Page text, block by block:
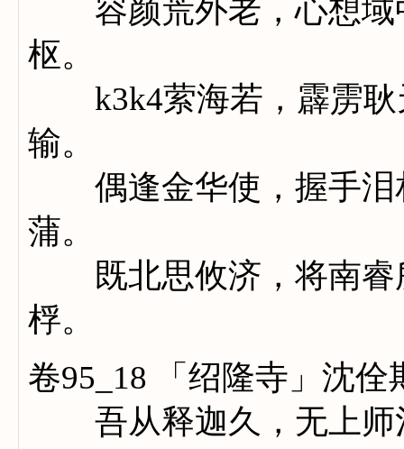
容颜荒外老，心想域
枢。
k3k4萦海若，霹雳耿
输。
偶逢金华使，握手泪
蒲。
既北思攸济，将南睿
桴。
卷95_18 「绍隆寺」沈佺
吾从释迦久，无上师